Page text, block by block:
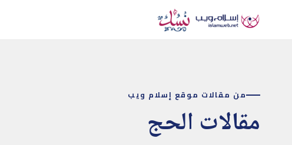
من مقالات موقع إسلام ويب
مقالات الحج